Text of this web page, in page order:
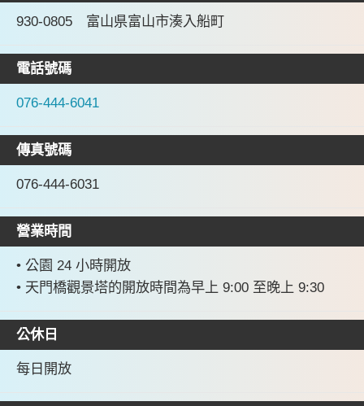
930-0805 富山県富山市湊入船町
電話號碼
076-444-6041
傳真號碼
076-444-6031
營業時間
• 公園 24 小時開放
• 天門橋觀景塔的開放時間為早上 9:00 至晚上 9:30
公休日
每日開放